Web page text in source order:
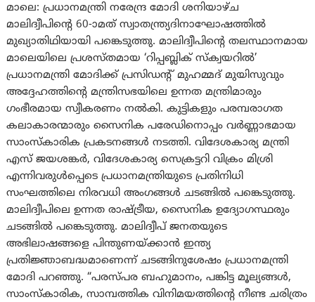
മാലെ: പ്രധാനമന്ത്രി നരേന്ദ്ര മോദി ശനിയാഴ്ച
മാലിദ്വീപിന്റെ 60-ാമത് സ്വാതന്ത്ര്യദിനാഘോഷത്തിൽ
മുഖ്യാതിഥിയായി പങ്കെടുത്തു. മാലിദ്വീപിന്റെ തലസ്ഥാനമായ
മാലെയിലെ പ്രശസ്തമായ ‘റിപ്പബ്ലിക് സ്ക്വയറിൽ’
പ്രധാനമന്ത്രി മോദിക്ക് പ്രസിഡന്റ് മുഹമ്മദ് മുയിസുവും
അദ്ദേഹത്തിന്റെ മന്ത്രിസഭയിലെ ഉന്നത മന്ത്രിമാരും
ഗംഭീരമായ സ്വീകരണം നൽകി. കുട്ടികളും പരമ്പരാഗത
കലാകാരന്മാരും സൈനിക പരേഡിനൊപ്പം വർണ്ണാഭമായ
സാംസ്കാരിക പ്രകടനങ്ങൾ നടത്തി. വിദേശകാര്യ മന്ത്രി
എസ് ജയശങ്കർ, വിദേശകാര്യ സെക്രട്ടറി വിക്രം മിശ്രി
എന്നിവരുൾപ്പെടെ പ്രധാനമന്ത്രിയുടെ പ്രതിനിധി
സംഘത്തിലെ നിരവധി അംഗങ്ങൾ ചടങ്ങിൽ പങ്കെടുത്തു.
മാലിദ്വീപിലെ ഉന്നത രാഷ്ട്രീയ, സൈനിക ഉദ്യോഗസ്ഥരും
ചടങ്ങിൽ പങ്കെടുത്തു. മാലിദ്വീപ് ജനതയുടെ
അഭിലാഷങ്ങളെ പിന്തുണയ്ക്കാൻ ഇന്ത്യ
പ്രതിജ്ഞാബദ്ധമാണെന്ന് ചടങ്ങിനുശേഷം പ്രധാനമന്ത്രി
മോദി പറഞ്ഞു. “പരസ്പര ബഹുമാനം, പങ്കിട്ട മൂല്യങ്ങൾ,
സാംസ്കാരിക, സാമ്പത്തിക വിനിമയത്തിന്റെ നീണ്ട ചരിത്രം